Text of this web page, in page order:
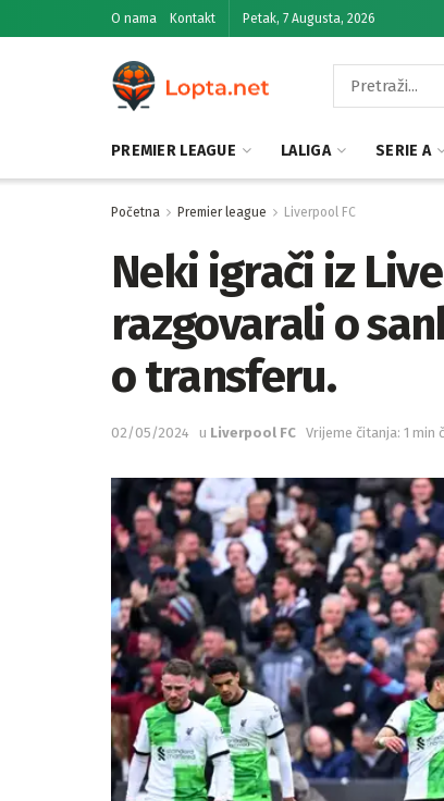
O nama Kontakt Petak, 7 Augusta, 2026
PREMIER LEAGUE LALIGA SERIE A
Početna Premier league Liverpool FC
Neki igrači iz
razgovarali o
o transferu.
02/05/2024 u Liverpool FC Vrijeme čitanja: 1 min